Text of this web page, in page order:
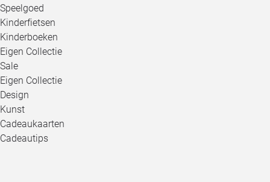
Speelgoed
Kinderfietsen
Kinderboeken
Eigen Collectie
Sale
Eigen Collectie
Design
Kunst
Cadeaukaarten
Cadeautips